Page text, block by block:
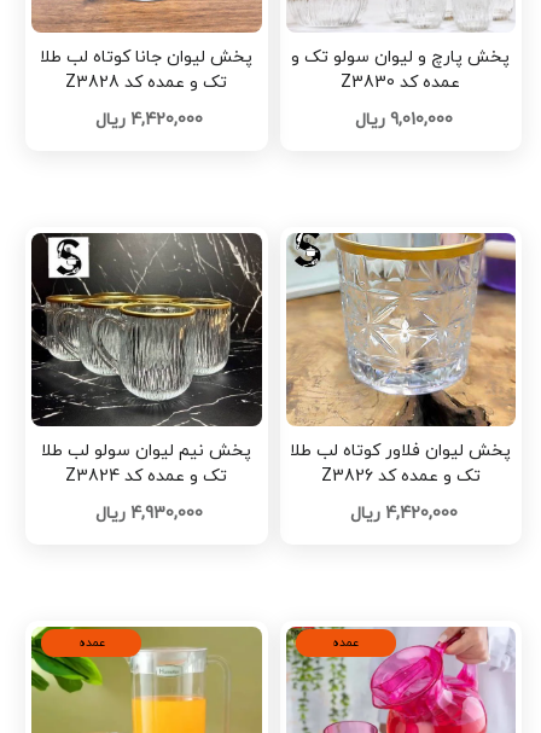
پخش پارچ و لیوان سولو تک و
عمده کد Z3830
9,010,000 ریال
پخش لیوان جانا کوتاه لب طلا
تک و عمده کد Z3828
4,420,000 ریال
پخش لیوان فلاور کوتاه لب طلا
تک و عمده کد Z3826
4,420,000 ریال
پخش نیم لیوان سولو لب طلا
تک و عمده کد Z3824
4,930,000 ریال
عمده عمده